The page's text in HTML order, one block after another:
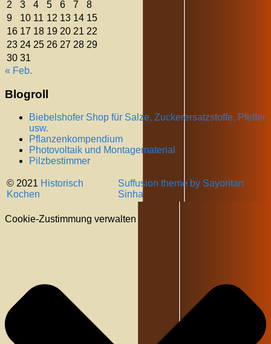
2
3 4 5 6 7
8
9
10 11 12 13 14 15
16 17 18 19 20 21 22
23 24 25 26 27 28 29
30 31
« Feb.
Blogroll
Biebelshofer Shop für Salze, Zuckerersatzstoffe, Pfeffer
usw.
Pflanzenkompendium
Photovoltaik und Montagematerial
Pilzbestimmer
© 2021 Historisch
Kochen
Suffusion theme by Sayontan
Sinha
Cookie-Zustimmung verwalten